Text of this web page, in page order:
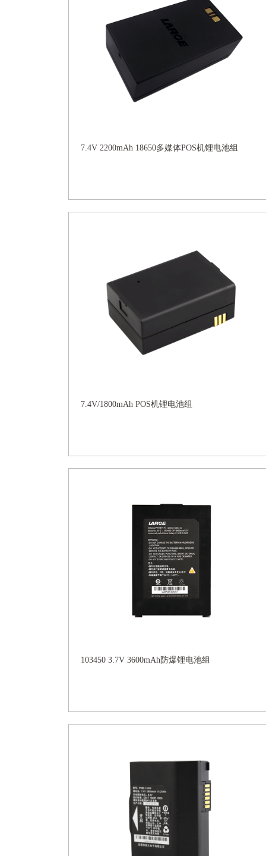
7.4V 2200mAh 18650多媒体POS机锂电池组
7.4V/1800mAh POS机锂电池组
103450 3.7V 3600mAh防爆锂电池组